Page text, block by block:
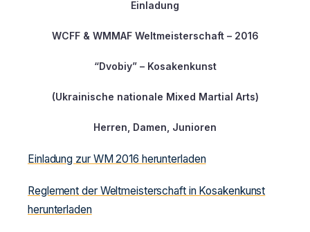
Einladung
WCFF & WMMAF Weltmeisterschaft – 2016
“Dvobiy” – Kosakenkunst
(Ukrainische nationale Mixed Martial Arts)
Herren, Damen, Junioren
Einladung zur WM 2016 herunterladen
Reglement der Weltmeisterschaft in Kosakenkunst
herunterladen